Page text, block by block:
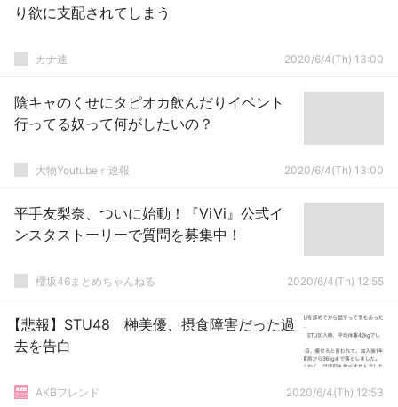
り欲に支配されてしまう
カナ速 2020/6/4(Th) 13:00
陰キャのくせにタピオカ飲んだりイベント
行ってる奴って何がしたいの？
大物Youtubeｒ速報 2020/6/4(Th) 13:00
平手友梨奈、ついに始動！『ViVi』公式イ
ンスタストーリーで質問を募集中！
櫻坂46まとめちゃんねる 2020/6/4(Th) 12:55
【悲報】STU48 榊美優、摂食障害だった過
去を告白
AKBフレンド 2020/6/4(Th) 12:53